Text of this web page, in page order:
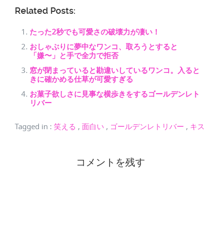
Related Posts:
たった2秒でも可愛さの破壊力が凄い！
おしゃぶりに夢中なワンコ、取ろうとすると
「嫌〜」と手で全力で拒否
窓が閉まっていると勘違いしているワンコ。入ると
きに確かめる仕草が可愛すぎる
お菓子欲しさに見事な横歩きをするゴールデンレト
リバー
Tagged in : 笑える , 面白い , ゴールデンレトリバー , キス
コメントを残す